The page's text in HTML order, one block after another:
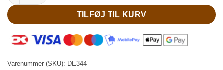
TILFØJ TIL KURV
Varenummer (SKU): DE344